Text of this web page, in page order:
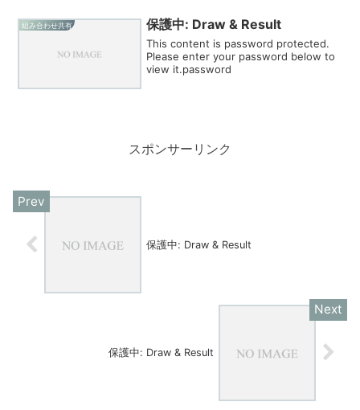
組み合わせ共有 保護中: Draw & Result
This content is password protected.
Please enter your password below to
view it.password
スポンサーリンク
保護中: Draw & Result
保護中: Draw & Result